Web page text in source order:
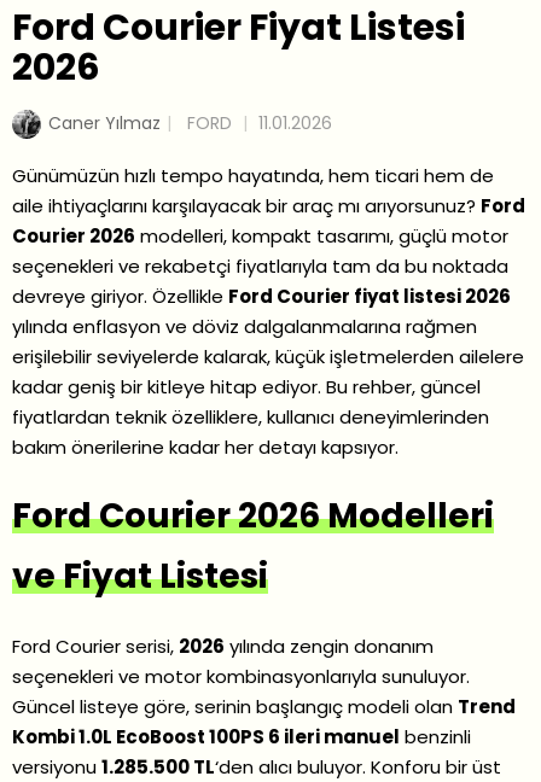
Ford Courier Fiyat Listesi
2026
Caner Yılmaz FORD 11.01.2026
Günümüzün hızlı tempo hayatında, hem ticari hem de
aile ihtiyaçlarını karşılayacak bir araç mı arıyorsunuz? Ford
Courier 2026 modelleri, kompakt tasarımı, güçlü motor
seçenekleri ve rekabetçi fiyatlarıyla tam da bu noktada
devreye giriyor. Özellikle Ford Courier fiyat listesi 2026
yılında enflasyon ve döviz dalgalanmalarına rağmen
erişilebilir seviyelerde kalarak, küçük işletmelerden ailelere
kadar geniş bir kitleye hitap ediyor. Bu rehber, güncel
fiyatlardan teknik özelliklere, kullanıcı deneyimlerinden
bakım önerilerine kadar her detayı kapsıyor.
Ford Courier 2026 Modelleri
ve Fiyat Listesi
Ford Courier serisi, 2026 yılında zengin donanım
seçenekleri ve motor kombinasyonlarıyla sunuluyor.
Güncel listeye göre, serinin başlangıç modeli olan Trend
Kombi 1.0L EcoBoost 100PS 6 ileri manuel benzinli
versiyonu1.285.500 TL‘den alıcı buluyor. Konforu bir üst